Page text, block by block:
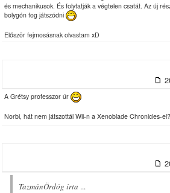
és mechanikusok. És folytatják a végtelen csatát. Az új
bolygón fog játszódni
Először fejmosásnak olvastam xD
A Grétsy professzor úr
Norbi, hát nem játszottál Wii-n a Xenoblade Chronicles-
TazmánÖrdög írta ...